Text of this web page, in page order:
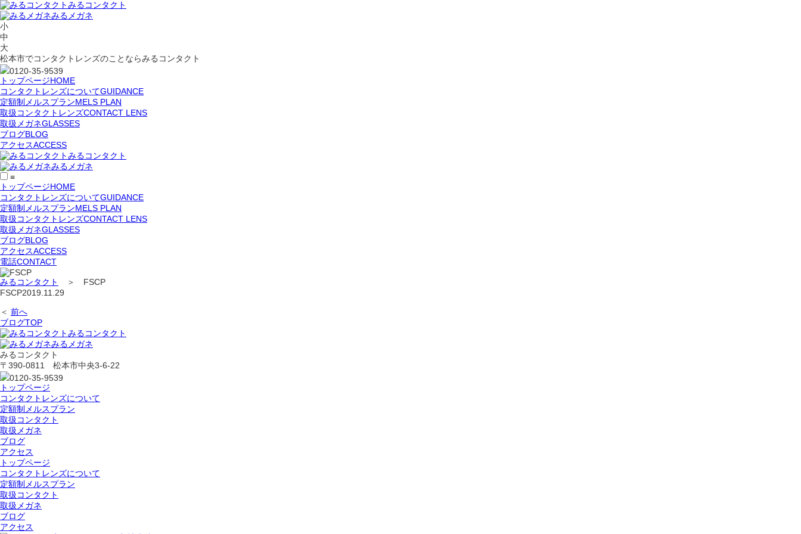
みるコンタクト
みるメガネ
小
中
大
松本市でコンタクトレンズのことならみるコンタクト
0120-35-9539
トップページHOME
コンタクトレンズについてGUIDANCE
定額制メルスプランMELS PLAN
取扱コンタクトレンズCONTACT LENS
取扱メガネGLASSES
ブログBLOG
アクセスACCESS
みるコンタクト
みるメガネ
≡
トップページHOME
コンタクトレンズについてGUIDANCE
定額制メルスプランMELS PLAN
取扱コンタクトレンズCONTACT LENS
取扱メガネGLASSES
ブログBLOG
アクセスACCESS
電話CONTACT
みるコンタクト ＞ FSCP
FSCP2019.11.29
＜ 前へ
ブログTOP
みるコンタクト
みるメガネ
みるコンタクト
〒390-0811 松本市中央3-6-22
0120-35-9539
トップページ
コンタクトレンズについて
定額制メルスプラン
取扱コンタクト
取扱メガネ
ブログ
アクセス
トップページ
コンタクトレンズについて
定額制メルスプラン
取扱コンタクト
取扱メガネ
ブログ
アクセス